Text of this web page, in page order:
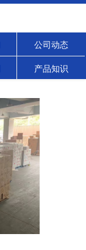
公司动态
产品知识